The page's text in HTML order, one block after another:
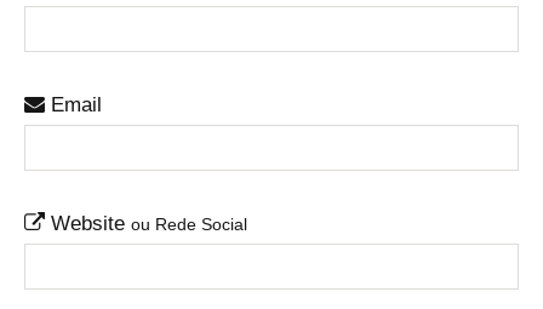
Email
Website ou Rede Social